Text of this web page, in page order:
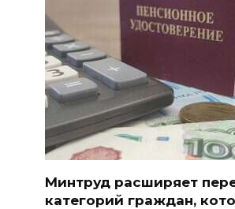
Минтруд расширяет
категорий граждан,